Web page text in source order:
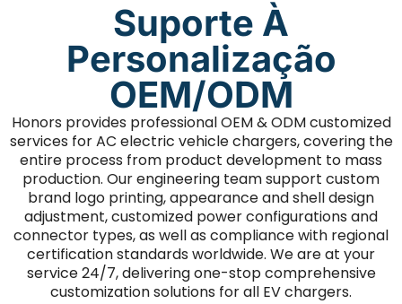
Suporte À
Personalização
OEM/ODM
Honors provides professional OEM & ODM customized
services for AC electric vehicle chargers, covering the
entire process from product development to mass
production. Our engineering team support custom
brand logo printing, appearance and shell design
adjustment, customized power configurations and
connector types, as well as compliance with regional
certification standards worldwide. We are at your
service 24/7, delivering one-stop comprehensive
customization solutions for all EV chargers.